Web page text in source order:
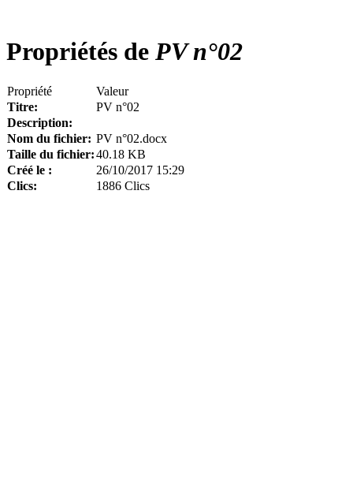
Propriétés de PV n°02
Propriété
Valeur
Titre:
PV n°02
Description:
Nom du fichier: PV n°02.docx
Taille du fichier:40.18 KB
Créé le :
26/10/2017 15:29
Clics:
1886 Clics